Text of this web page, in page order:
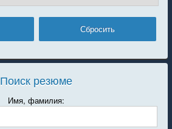
Поиск резюме
Имя, фамилия: